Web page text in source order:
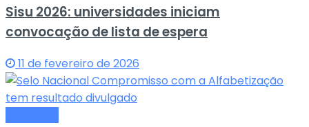
Sisu 2026: universidades iniciam
convocação de lista de espera
11 de fevereiro de 2026